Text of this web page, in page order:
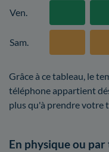
Ven.
Sam.
Grâce à ce tableau, le
téléphone appartient
plus qu'à prendre votre
En physique ou